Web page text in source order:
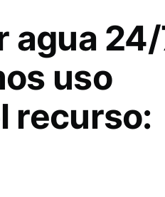
agua
uso
recurso: